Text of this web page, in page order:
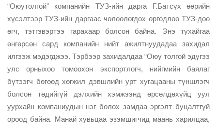
“Оюутолгой” компанийн ТУЗ-ийн дарга Г.Батсүх өөрийн
хүсэлтээр ТУЗ-ийн даргаас чөлөөлөгдөх өргөдлөө ТУЗ-дөө
өгч, тэтгэвэртээ гарахаар болсон байна. Энэ тухайгаа
өнгөрсөн сард компанийн нийт ажилтнуудадаа захидал
илгээж мэдэгджээ. Тэрбээр захидалдаа “Оюу толгой эдүгээ
улс орныхоо томоохон экспортлогч, нийгмийн баялаг
бүтээгч бөгөөд хөгжил дэвшлийн урт хугацааны түншлэгч
болсон төдийгүй дэлхийн хэмжээнд өрсөлдөхүйц уул
уурхайн компаниудын нэг болох замдаа эргэлт буцалтгүй
ороод байна. Манай хувьцаа эзэмшигчид маань харилцаа,